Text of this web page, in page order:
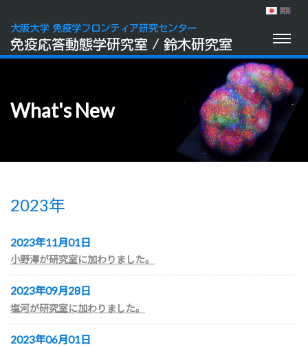
What's New
2023年
2023年11月01日
小野澤が研究室に加わりました。
2023年09月28日
塩河が研究室に加わりました。
2023年06月01日